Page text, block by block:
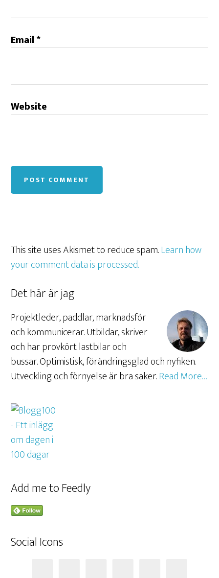
Email*
Website
This site uses Akismet to reduce spam.Learn how
your comment data is processed.
Det här är jag
Projektleder, paddlar, marknadsför
och kommunicerar. Utbildar, skriver
och har provkört lastbilar och
bussar. Optimistisk, förändringsglad och nyfiken.
Utveckling och förnyelse är bra saker.Read More…
Add me to Feedly
Social Icons